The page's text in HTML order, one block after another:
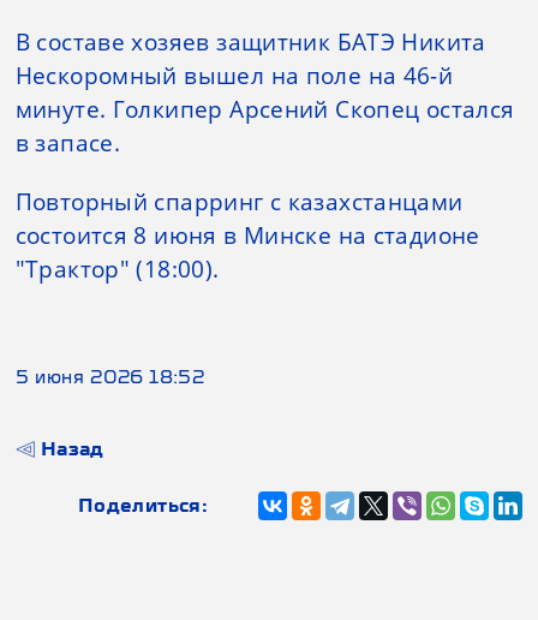
В составе хозяев защитник БАТЭ Никита
Нескоромный вышел на поле на 46-й
минуте. Голкипер Арсений Скопец остался
в запасе.
Повторный спарринг с казахстанцами
состоится 8 июня в Минске на стадионе
"Трактор" (18:00).
5 июня 2026 18:52
Назад
Поделиться: